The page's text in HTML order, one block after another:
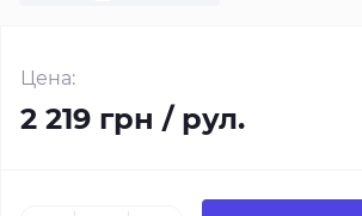
Цена:
2 219 грн / рул.